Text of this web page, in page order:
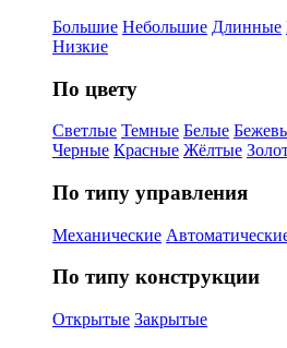
Большие Небольшие Длинные
Низкие
По цвету
Светлые Темные Белые
Черные Красные Жёлтые
По типу управления
Механические
По типу конструкции
Открытые Закрытые